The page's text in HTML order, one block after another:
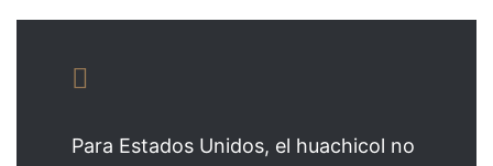
Para Estados Unidos, el huachicol no